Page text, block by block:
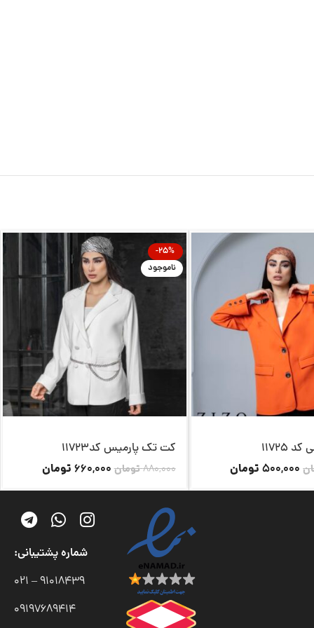
500,000 تومان
-25%
ناموجود
کت تک پارمیس کد11723
880,000تومان 660,000 تومان
شماره پشتیبانی:
91018439 – 021
09197689414